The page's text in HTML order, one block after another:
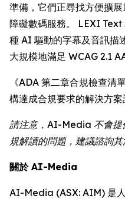
準備，它們正尋找方便擴
障礙數碼服務。 LEXI
種 AI 驅動的字幕及音訊描
大規模地滿足 WCAG 2.1
《ADA 第二章合規檢查
構達成合規要求的解決方
請注意，AI-Media 不會提
規解讀的問題，建議諮詢其
關於 AI-Media
AI-Media (ASX: AIM) 是